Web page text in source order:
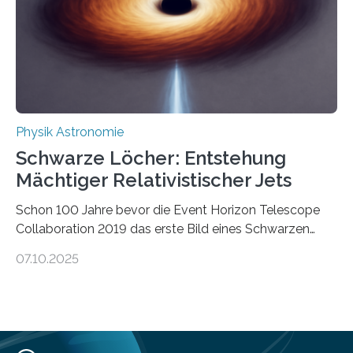
Verbrennungsmotoren oder Dampfturbinen sind
Wärmekraftmaschinen: Sie wandeln thermische
Energie in mechanische Bewegung um – oder anders
ausgedrückt, Wärme in Bewegung. In
quantenmechanischen Experimenten ist es in den…
Physik Astronomie
Schwarze Löcher: Entstehung
Mächtiger Relativistischer Jets
Schon 100 Jahre bevor die Event Horizon Telescope
Collaboration 2019 das erste Bild eines Schwarzen
hatte der Astronom Heber Curtis einen seltsamen
werden auch von anderen Schwarzen Löchern
07.10.2025